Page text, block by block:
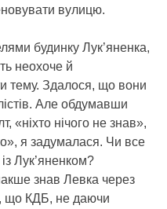
вулицю.
будинку Лук’яненка,
неохоче й
тему. Здалося, що вони
Але обдумавши
«ніхто нічого не знав»,
я задумалася. Чи все
Лук’яненком?
знав Левка через
що КДБ, не даючи